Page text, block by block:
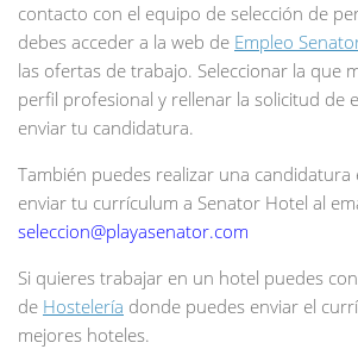
contacto con el equipo de selección de
debes acceder a la web de Empleo
las ofertas de trabajo. Seleccionar la que
perfil profesional y rellenar la solicitud de
enviar tu candidatura.
También puedes realizar una candidatura
enviar tu currículum a Senator Hotel al
seleccion@playasenator.com
Si quieres trabajar en un hotel puedes
de Hostelería donde puedes enviar el
mejores hoteles.